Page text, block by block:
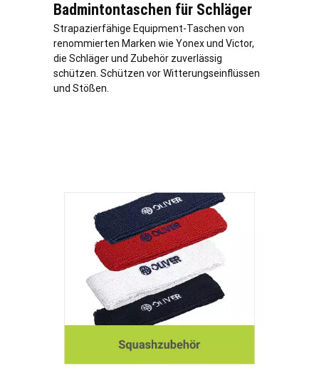
Badmintontaschen für Schläger
Strapazierfähige Equipment-Taschen von
renommierten Marken wie Yonex und Victor,
die Schläger und Zubehör zuverlässig
schützen. Schützen vor Witterungseinflüssen
und Stößen.